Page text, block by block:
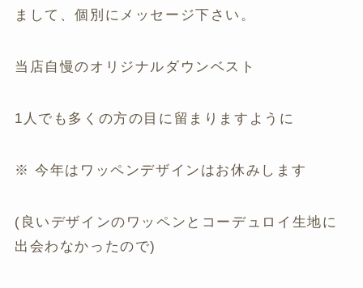
まして、個別にメッセージ下さい。
当店自慢のオリジナルダウンベスト
1人でも多くの方の目に留まりますように
※ 今年はワッペンデザインはお休みします
(良いデザインのワッペンとコーデュロイ生地に
出会わなかったので)